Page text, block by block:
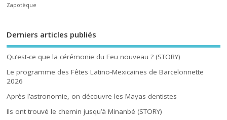
Zapotèque
Derniers articles publiés
Qu’est-ce que la cérémonie du Feu nouveau ? (STORY)
Le programme des Fêtes Latino-Mexicaines de Barcelonnette
2026
Après l’astronomie, on découvre les Mayas dentistes
Ils ont trouvé le chemin jusqu’à Minanbé (STORY)